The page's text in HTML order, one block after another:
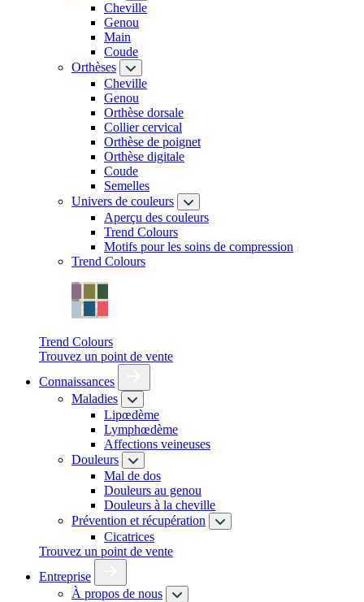
Cheville
Genou
Main
Coude
Orthèses
Cheville
Genou
Orthèse dorsale
Collier cervical
Orthèse de poignet
Orthèse digitale
Coude
Semelles
Univers de couleurs
Aperçu des couleurs
Trend Colours
Motifs pour les soins de compression
Trend Colours
Trend Colours
Trouvez un point de vente
Connaissances
Maladies
Lipœdème
Lymphœdème
Affections veineuses
Douleurs
Mal de dos
Douleurs au genou
Douleurs à la cheville
Prévention et récupération
Cicatrices
Trouvez un point de vente
Entreprise
À propos de nous